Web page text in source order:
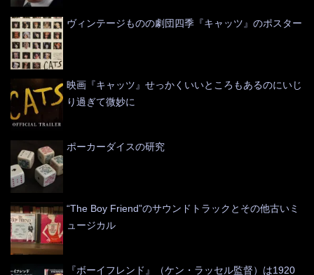
ヴィンテージものの劇団四季『キャッツ』のポスター
映画『キャッツ』せっかくいいところもあるのにいじ
り過ぎて微妙に
ポーカーダイスの研究
“The Boy Friend”のサウンドトラックとその他古いミ
ュージカル
『ボーイフレンド』（ケン・ラッセル監督）は1920